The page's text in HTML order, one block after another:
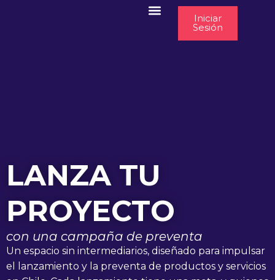
Iniciar
Sesión
LANZA TU
PROYECTO
con una campaña de preventa
Un espacio sin intermediarios, diseñado para impulsar
el lanzamiento y la preventa de productos y servicios